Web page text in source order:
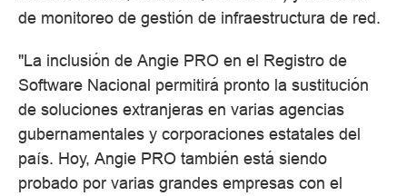
de monitoreo de gestión de infraestructura de red.
"La inclusión de Angie PRO en el Registro de
Software Nacional permitirá pronto la sustitución
de soluciones extranjeras en varias agencias
gubernamentales y corporaciones estatales del
país. Hoy, Angie PRO también está siendo
probado por varias grandes empresas con el